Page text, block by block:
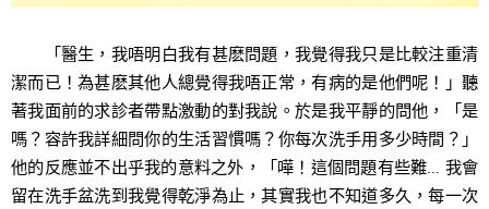
「醫生，我唔明白我有甚麽問題，我覺得我只是比較注重清
潔而已！為甚麽其他人總覺得我唔正常，有病的是他們呢！」聽
著我面前的求診者帶點激動的對我說。於是我平靜的問他，「是
嗎？容許我詳細問你的生活習慣嗎？你每次洗手用多少時間？」
他的反應並不出乎我的意料之外，「嘩！這個問題有些難… 我會
留在洗手盆洗到我覺得乾淨為止，其實我也不知道多久，每一次